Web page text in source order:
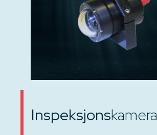
Inspeksjonskamera